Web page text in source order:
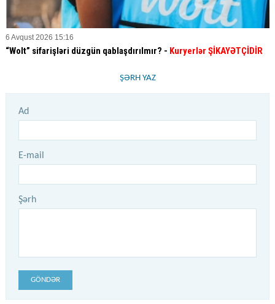
6 Avqust 2026 15:16
“Wolt” sifarişləri düzgün qablaşdırılmır? - Kuryerlər ŞİKAYƏTÇİDİR
ŞƏRH YAZ
Ad
E-mail
Şərh
GÖNDƏR